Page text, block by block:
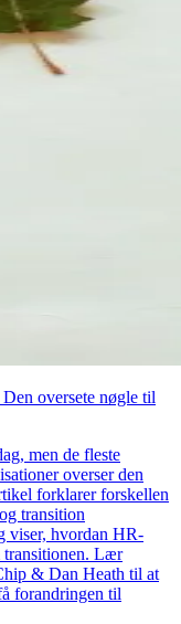
oversete nøgle til
men de fleste
overser den
forklarer forskellen
transition
viser, hvordan HR-
transitionen. Lær
& Dan Heath til at
forandringen til